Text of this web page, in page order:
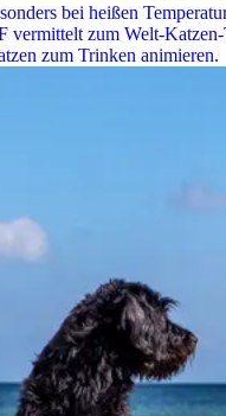
bei heißen
vermittelt zum Welt-
zum Trinken animieren.